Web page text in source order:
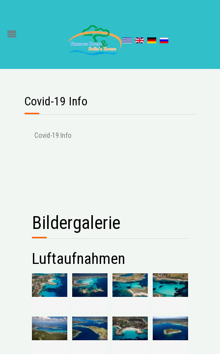
Covid-19 Info
Covid-19 Info
Bildergalerie
Luftaufnahmen